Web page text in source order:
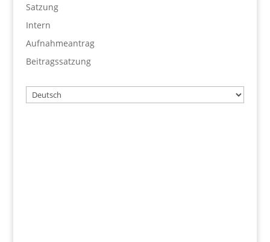
Satzung
Intern
Aufnahmeantrag
Beitragssatzung
Wählen
Sie